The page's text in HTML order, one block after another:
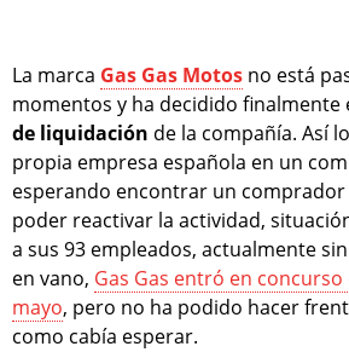
La marca Gas Gas Motos no está
momentos y ha decidido finalmente
de liquidación de la compañía. Así
propia empresa española en un
esperando encontrar un
poder reactivar la actividad,
a sus 93 empleados, actualmente
en vano, Gas Gas entró en
mayo, pero no ha podido hacer
como cabía esperar.